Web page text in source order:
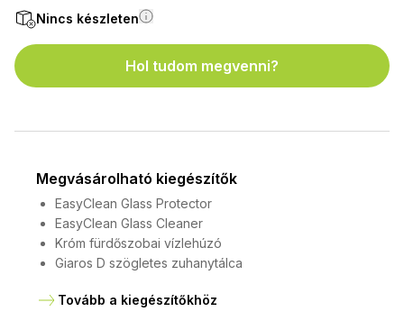
Nincs készleten
Hol tudom megvenni?
Megvásárolható kiegészítők
EasyClean Glass Protector
EasyClean Glass Cleaner
Króm fürdőszobai vízlehúzó
Giaros D szögletes zuhanytálca
Tovább a kiegészítőkhöz